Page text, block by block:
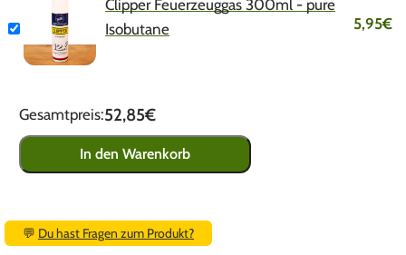
Clipper Feuerzeuggas 300ml - pure
Isobutane
5,95€
Gesamtpreis:52,85€
In den Warenkorb
💬 Du hast Fragen zum Produkt?